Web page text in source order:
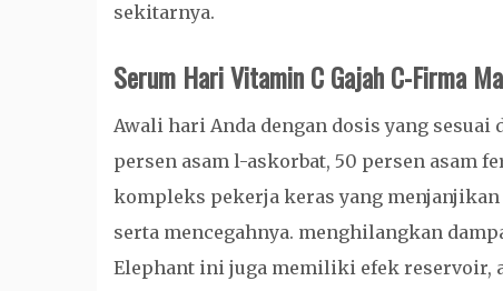
sekitarnya.
Serum Hari Vitamin C Gajah C-Firma
Awali hari Anda dengan dosis yang sesuai
persen asam l-askorbat, 50 persen asam
kompleks pekerja keras yang
serta mencegahnya. menghilangkan
Elephant ini juga memiliki efek reservoir,